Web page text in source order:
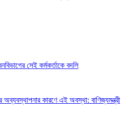
সেই কর্মকর্তাকে বদলি
অব্যবস্থাপনার কারণে এই অবস্থা: বাণিজ্যমন্ত্রী